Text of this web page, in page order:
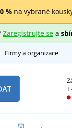
%na vybrané
Zaregistrujte sea
Firmy a organizace